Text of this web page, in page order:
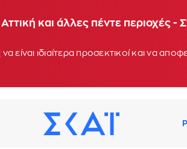
και άλλες πέντε περιοχές -
είναι ιδιαίτερα προσεκτικοί και να